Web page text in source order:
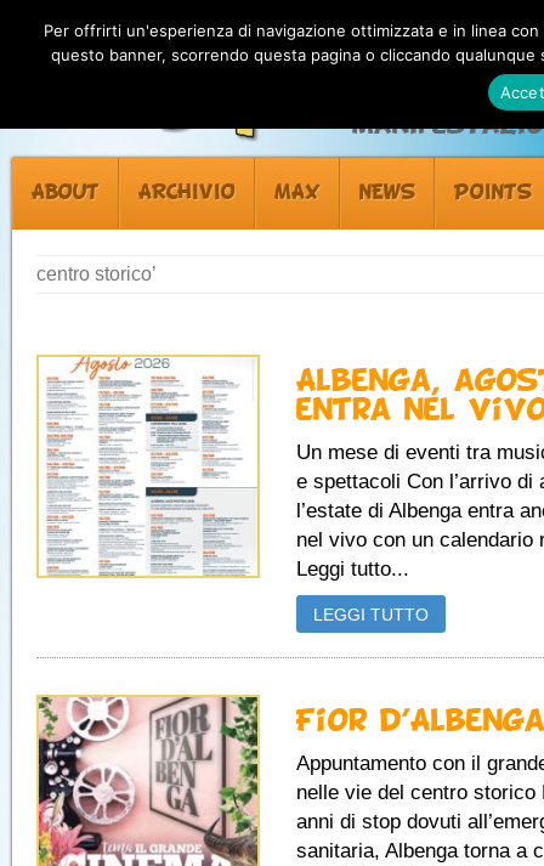
ABOUT ARCHIVIO MAX NEWS POINTS
centro storico’
Albenga,
entra nel
Un mese di eventi tra
e spettacoli Con l’arrivo di
l’estate di Albenga entra
nel vivo con un calendario
Leggi tutto...
LEGGI TUTTO
Fior d’Albenga
Appuntamento con il
nelle vie del centro storico
anni di stop dovuti
sanitaria, Albenga torna a
Per offrirti un'esperienza di navigazione ottimizzata e in linea
questo banner, scorrendo questa pagina o cliccando